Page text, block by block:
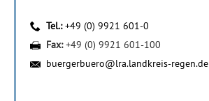
Tel.:+49 (0) 9921 601-0
Fax:+49 (0) 9921 601-100
buergerbuero@lra.landkreis-regen.de